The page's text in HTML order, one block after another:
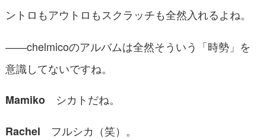
ントロもアウトロもスクラッチも全然入れるよね。
――chelmicoのアルバムは全然そういう「時勢」を
意識してないですね。
Mamikoシカトだね。
Rachel フルシカ（笑）。